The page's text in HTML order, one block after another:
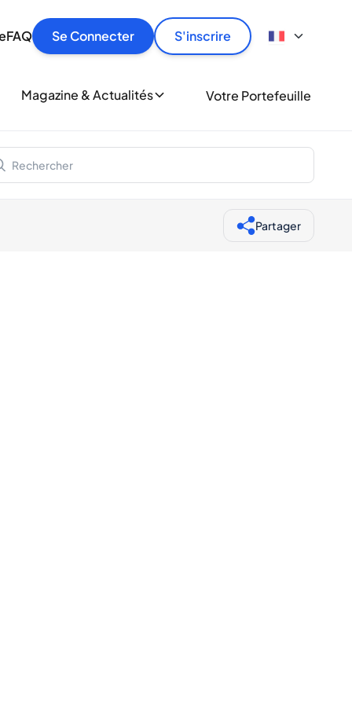
FAQ Se Connecter S'inscrire
en toute sécurité et au meilleur prix.
d'amateurs de whisky et de spiritueux.
Magazine & Actualités Votre Portefeuille
Partager